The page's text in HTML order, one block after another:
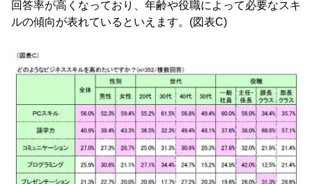
回答率が高くなっており、年齢や役職によって必要なスキ
ルの傾向が表れているといえます。(図表C)